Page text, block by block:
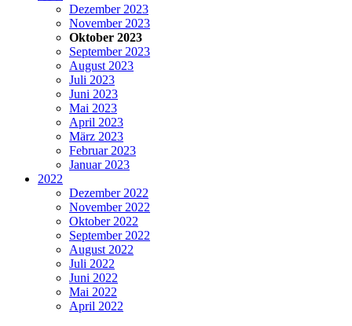
Dezember 2023
November 2023
Oktober 2023
September 2023
August 2023
Juli 2023
Juni 2023
Mai 2023
April 2023
März 2023
Februar 2023
Januar 2023
2022
Dezember 2022
November 2022
Oktober 2022
September 2022
August 2022
Juli 2022
Juni 2022
Mai 2022
April 2022